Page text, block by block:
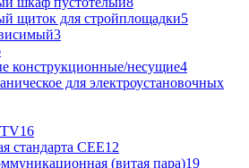
щиток для стройплощадки5
3
конструкционные/несущие4
для электроустановочных
TV16
стандарта CEE12
(витая пара)19